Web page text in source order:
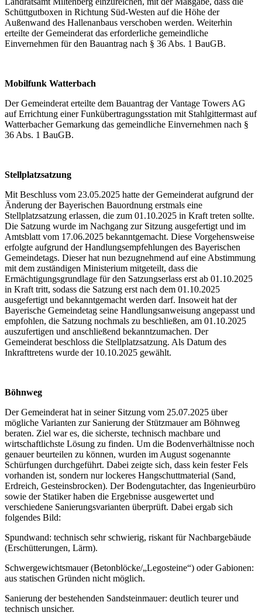
Schüttgutboxen in Richtung Süd-Westen auf die Höhe der
Außenwand des Hallenanbaus verschoben werden. Weiterhin
erteilte der Gemeinderat das erforderliche gemeindliche
Einvernehmen für den Bauantrag nach § 36 Abs. 1 BauGB.
Mobilfunk Watterbach
Der Gemeinderat erteilte dem Bauantrag der Vantage Towers AG
auf Errichtung einer Funkübertragungsstation mit Stahlgittermast auf
Watterbacher Gemarkung das gemeindliche Einvernehmen nach §
36 Abs. 1 BauGB.
Stellplatzsatzung
Mit Beschluss vom 23.05.2025 hatte der Gemeinderat aufgrund der
Änderung der Bayerischen Bauordnung erstmals eine
Stellplatzsatzung erlassen, die zum 01.10.2025 in Kraft treten sollte.
Die Satzung wurde im Nachgang zur Sitzung ausgefertigt und im
Amtsblatt vom 17.06.2025 bekanntgemacht. Diese Vorgehensweise
erfolgte aufgrund der Handlungsempfehlungen des Bayerischen
Gemeindetags. Dieser hat nun bezugnehmend auf eine Abstimmung
mit dem zuständigen Ministerium mitgeteilt, dass die
Ermächtigungsgrundlage für den Satzungserlass erst ab 01.10.2025
in Kraft tritt, sodass die Satzung erst nach dem 01.10.2025
ausgefertigt und bekanntgemacht werden darf. Insoweit hat der
Bayerische Gemeindetag seine Handlungsanweisung angepasst und
empfohlen, die Satzung nochmals zu beschließen, am 01.10.2025
auszufertigen und anschließend bekanntzumachen. Der
Gemeinderat beschloss die Stellplatzsatzung. Als Datum des
Inkrafttretens wurde der 10.10.2025 gewählt.
Böhnweg
Der Gemeinderat hat in seiner Sitzung vom 25.07.2025 über
mögliche Varianten zur Sanierung der Stützmauer am Böhnweg
beraten. Ziel war es, die sicherste, technisch machbare und
wirtschaftlichste Lösung zu finden. Um die Bodenverhältnisse noch
genauer beurteilen zu können, wurden im August sogenannte
Schürfungen durchgeführt. Dabei zeigte sich, dass kein fester Fels
vorhanden ist, sondern nur lockeres Hangschuttmaterial (Sand,
Erdreich, Gesteinsbrocken). Der Bodengutachter, das Ingenieurbüro
sowie der Statiker haben die Ergebnisse ausgewertet und
verschiedene Sanierungsvarianten überprüft. Dabei ergab sich
folgendes Bild:
Spundwand: technisch sehr schwierig, riskant für Nachbargebäude
(Erschütterungen, Lärm).
Schwergewichtsmauer (Betonblöcke/„Legosteine“) oder Gabionen:
aus statischen Gründen nicht möglich.
Sanierung der bestehenden Sandsteinmauer: deutlich teurer und
technisch unsicher.